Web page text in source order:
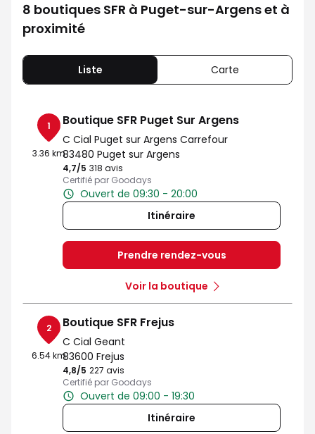
8 boutiques SFR à Puget-sur-Argens et à
proximité
Liste Carte
1
3.36 km
Boutique SFR Puget Sur Argens
C Cial Puget sur Argens Carrefour
83480 Puget sur Argens
4,7/5 Note de 4.7 sur 5
318 avis
Certifié par Goodays
Ouvert de 09:30 - 20:00
Itinéraire
Prendre rendez-vous
Voir la boutique
2
6.54 km
Boutique SFR Frejus
C Cial Geant
83600 Frejus
4,8/5 Note de 4.8 sur 5
227 avis
Certifié par Goodays
Ouvert de 09:00 - 19:30
Itinéraire